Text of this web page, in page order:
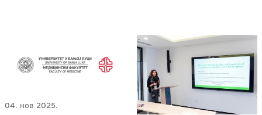
04. нов 2025.